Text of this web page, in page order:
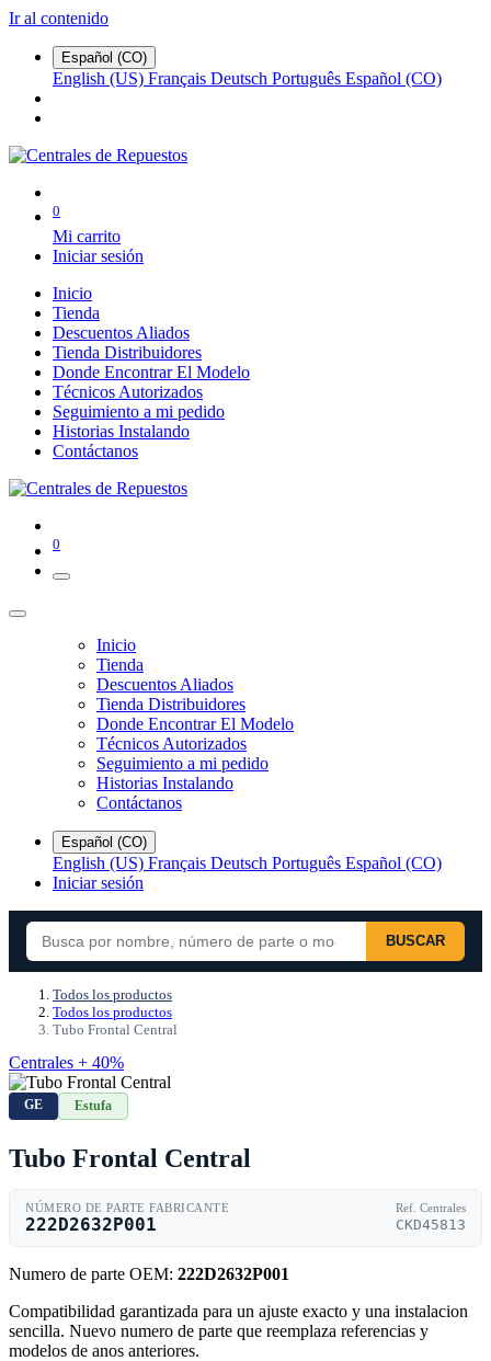
Ir al contenido
Español (CO)
English (US) Français Deutsch Português Español (CO)
0
Mi carrito
Iniciar sesión
Inicio
Tienda
Descuentos Aliados
Tienda Distribuidores
Donde Encontrar El Modelo
Técnicos Autorizados
Seguimiento a mi pedido
Historias Instalando
Contáctanos
0
Inicio
Tienda
Descuentos Aliados
Tienda Distribuidores
Donde Encontrar El Modelo
Técnicos Autorizados
Seguimiento a mi pedido
Historias Instalando
Contáctanos
Español (CO)
English (US) Français Deutsch Português Español (CO)
Iniciar sesión
BUSCAR
Todos los productos
Todos los productos
Tubo Frontal Central
Centrales + 40%
GE Estufa
Tubo Frontal Central
NÚMERO DE PARTE FABRICANTE
222D2632P001
Ref. Centrales
CKD45813
Numero de parte OEM: 222D2632P001
Compatibilidad garantizada para un ajuste exacto y una instalacion
sencilla. Nuevo numero de parte que reemplaza referencias y
modelos de anos anteriores.